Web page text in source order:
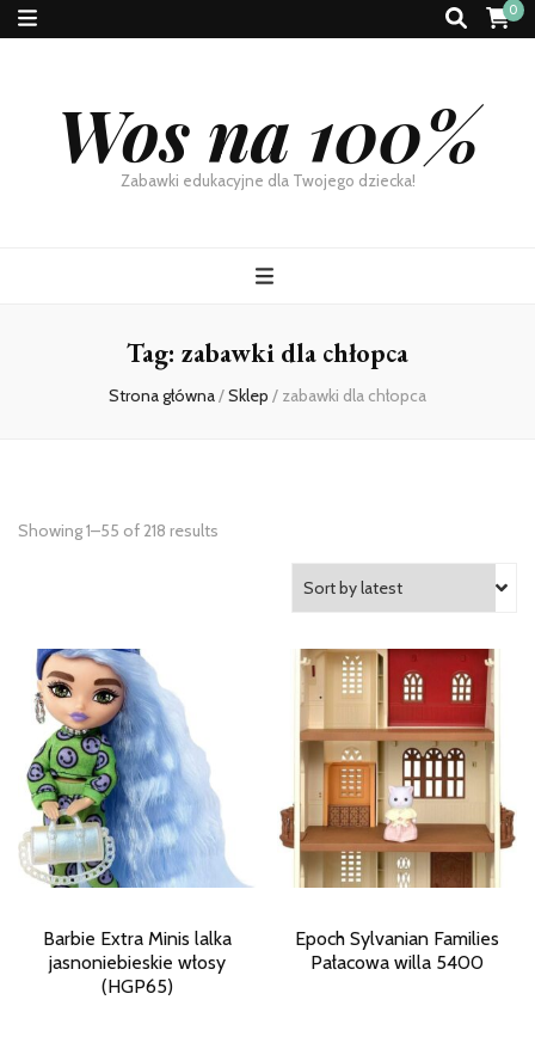
0
Wos na 100%
Zabawki edukacyjne dla Twojego dziecka!
Tag: zabawki dla chłopca
Strona główna/Sklep / zabawki dla chłopca
Showing 1–55 of 218 results
Barbie Extra Minis lalka
jasnoniebieskie włosy
(HGP65)
Epoch Sylvanian Families
Pałacowa willa 5400